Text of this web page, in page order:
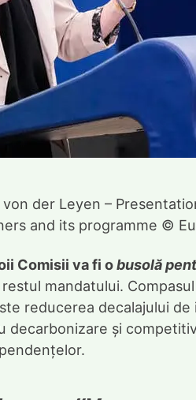
von der Leyen –
and its programme ©
Comisii va fi obusolă
mandatului.
reducerea decalajului de
decarbonizare și